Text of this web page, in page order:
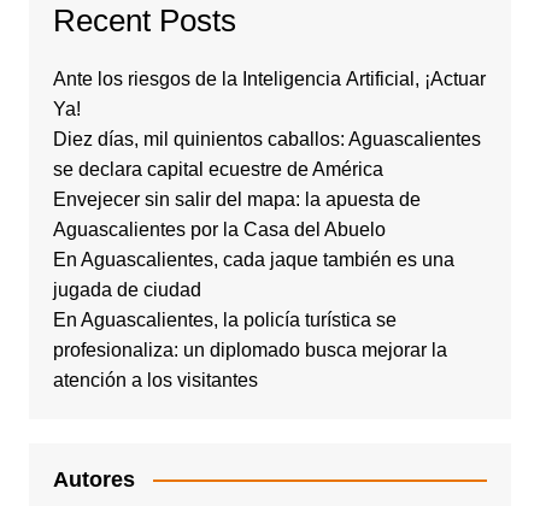
Recent Posts
Ante los riesgos de la Inteligencia Artificial, ¡Actuar
Ya!
Diez días, mil quinientos caballos: Aguascalientes
se declara capital ecuestre de América
Envejecer sin salir del mapa: la apuesta de
Aguascalientes por la Casa del Abuelo
En Aguascalientes, cada jaque también es una
jugada de ciudad
En Aguascalientes, la policía turística se
profesionaliza: un diplomado busca mejorar la
atención a los visitantes
Autores